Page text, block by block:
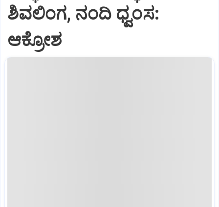
ಶಿವಲಿಂಗ, ನಂದಿ ಧ್ವಂಸ:
ಆಕ್ರೋಶ